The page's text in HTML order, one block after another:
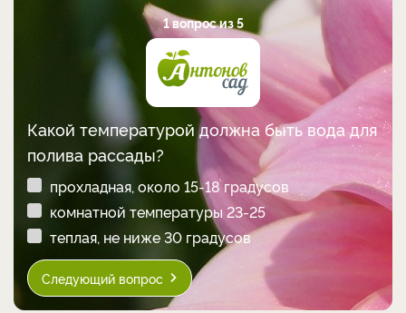
1 вопрос из 5
Какой температурой должна быть вода для
полива рассады?
прохладная, около 15-18 градусов
комнатной температуры 23-25
теплая, не ниже 30 градусов
Следующий вопрос